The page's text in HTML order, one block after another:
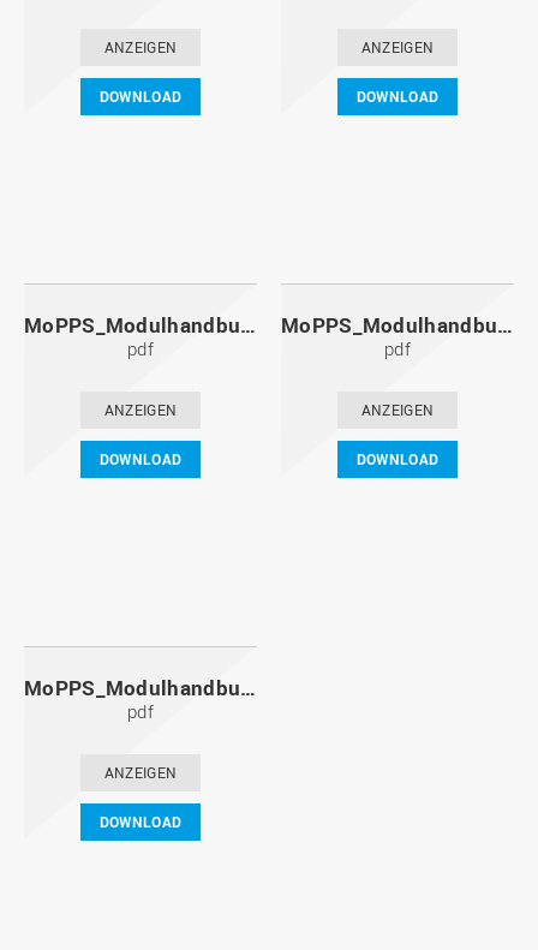
ANZEIGEN
DOWNLOAD
ANZEIGEN
DOWNLOAD
MoPPS_Modulhandbuch_20101201.pdf
pdf
ANZEIGEN
DOWNLOAD
MoPPS_Modulhandbuch_20100601.pdf
pdf
ANZEIGEN
DOWNLOAD
MoPPS_Modulhandbuch_20091201.pdf
pdf
ANZEIGEN
DOWNLOAD